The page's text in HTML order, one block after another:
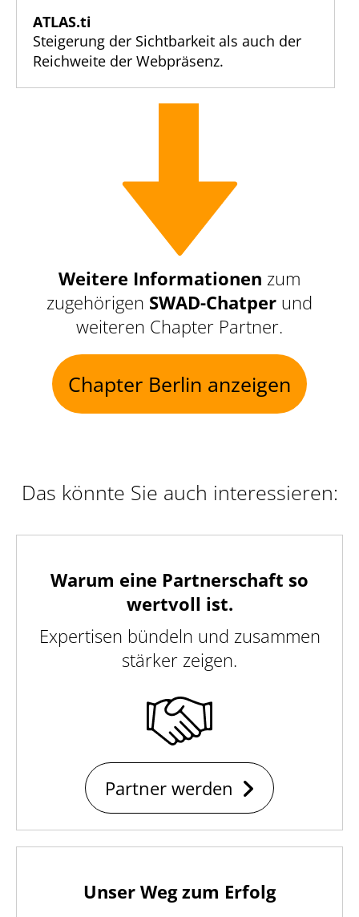
ATLAS.ti
Steigerung der Sichtbarkeit als auch der
Reichweite der Webpräsenz.
Weitere Informationen zum
zugehörigen SWAD-Chatper und
weiteren Chapter Partner.
Chapter Berlin anzeigen
Das könnte Sie auch interessieren:
Warum eine Partnerschaft so
wertvoll ist.
Expertisen bündeln und zusammen
stärker zeigen.
Partner werden
Unser Weg zum Erfolg